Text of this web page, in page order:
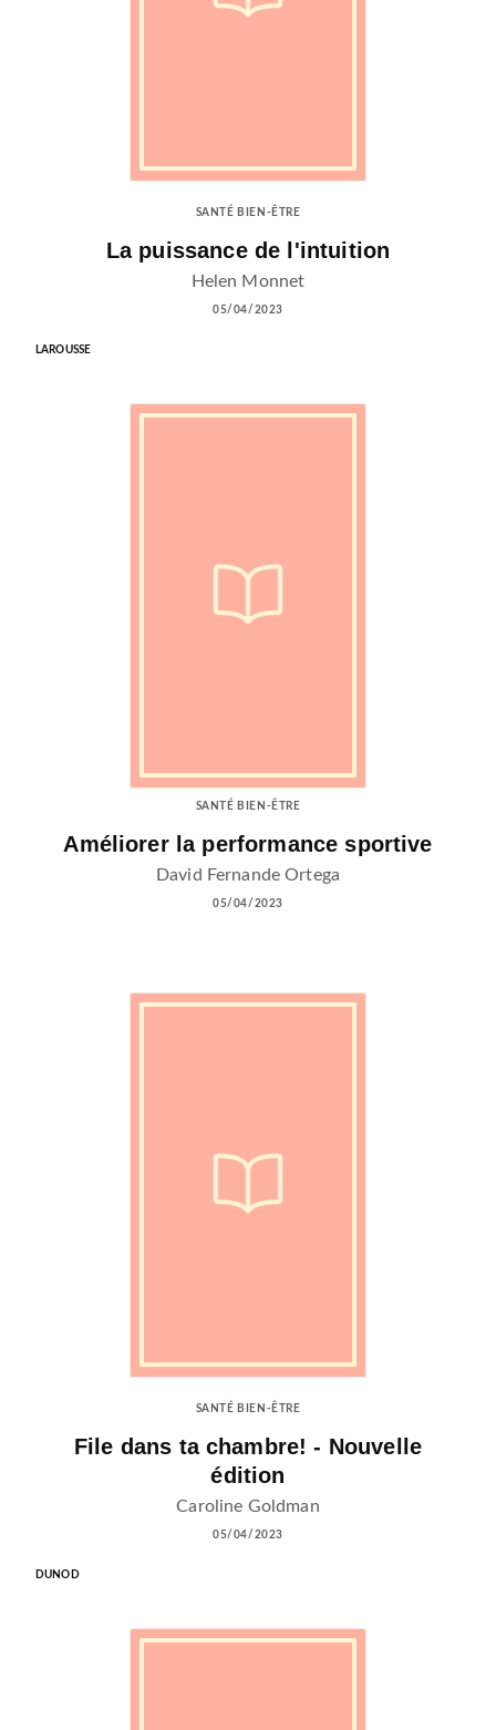
SANTÉ BIEN-ÊTRE
La puissance de l'intuition
Helen Monnet
05/04/2023
LAROUSSE
SANTÉ BIEN-ÊTRE
Améliorer la performance sportive
David Fernande Ortega
05/04/2023
SANTÉ BIEN-ÊTRE
File dans ta chambre! - Nouvelle
édition
Caroline Goldman
05/04/2023
DUNOD